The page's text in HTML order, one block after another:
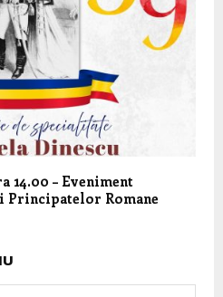
14.00 – Eveniment
Romane